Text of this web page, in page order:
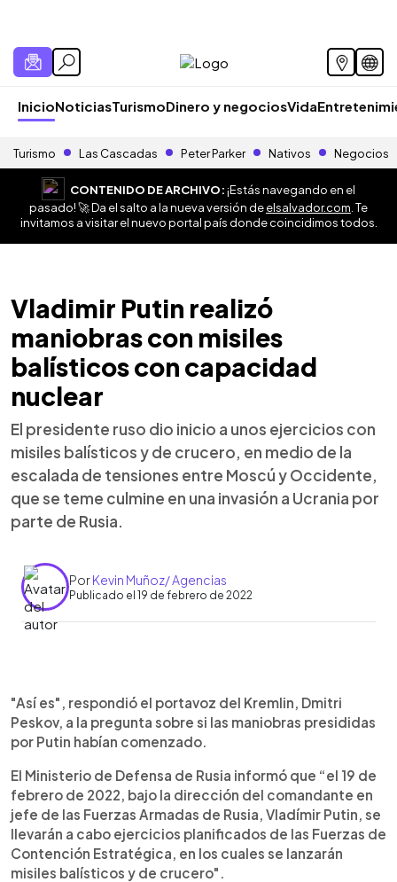
InicioNoticiasTurismoDinero y negociosVida
Turismo Las Cascadas Peter Parker Nativos Negocios
CONTENIDO DE ARCHIVO:¡Estás navegando en el
pasado! 🚀 Da el salto a la nueva versión deelsalvador.com . Te
invitamos a visitar el nuevo portal país donde coincidimos todos.
Vladimir Putin realizó
maniobras con misiles
balísticos con capacidad
nuclear
El presidente ruso dio inicio a unos ejercicios con
misiles balísticos y de crucero, en medio de la
escalada de tensiones entre Moscú y Occidente,
que se teme culmine en una invasión a Ucrania por
parte de Rusia.
PorKevin Muñoz/ Agencias
Publicado el 19 de febrero de 2022
► Escuchar artículo
"Así es", respondió el portavoz del Kremlin, Dmitri
Peskov, a la pregunta sobre si las maniobras presididas
por Putin habían comenzado.
El Ministerio de Defensa de Rusia informó que “el 19 de
febrero de 2022, bajo la dirección del comandante en
jefe de las Fuerzas Armadas de Rusia, Vladímir Putin, se
llevarán a cabo ejercicios planificados de las Fuerzas de
Contención Estratégica, en los cuales se lanzarán
misiles balísticos y de crucero".